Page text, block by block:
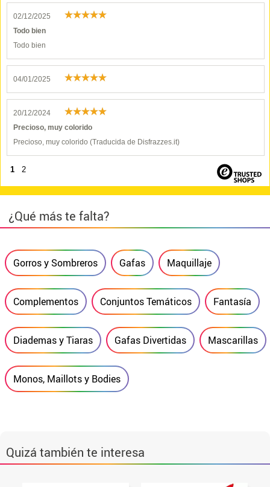
02/12/2025
Todo bien
Todo bien
04/01/2025
20/12/2024
Precioso, muy colorido
Precioso, muy colorido (Traducida de Disfrazzes.it)
1 2
¿Qué más te falta?
Gorros y Sombreros Gafas Maquillaje
Complementos Conjuntos Temáticos Fantasía
Diademas y Tiaras Gafas Divertidas Mascarillas
Monos, Maillots y Bodies
Quizá también te interesa